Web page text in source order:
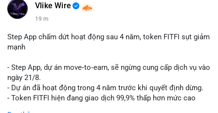
biến động có thể là bước khởi đầu cho chiến dịch gom hàng
hoặc tái phân bổ danh mục. Nếu giao dịch được xác nhận
giảm nguồn cung lưu thông. Ngược lại, nếu dòng tiền đổ về ví
sàn nóng, thị trường có thể đối mặt với áp lực chốt lời ngắn
Lời khuyên cho nhà đầu tư nhỏ lẻ: Theo dõi xác nhận của giao
dịch này. Nếu BTC tiếp tục bị rút khỏi sàn với tần suất tăng, đó
là tín hiệu tích cực cho xu hướng tăng giá. Hạn chế hành động
Vlike Wire
19 m
Step App chấm dứt hoạt động sau 4 năm, token FITFI sụt giảm
mạnh
- Step App, dự án move‑to‑earn, sẽ ngừng cung cấp dịch vụ vào
ngày 21/8.
- Dự án đã hoạt động trong 4 năm trước khi quyết định dừng.
- Token FITFI hiện đang giao dịch 99,9% thấp hơn mức cao